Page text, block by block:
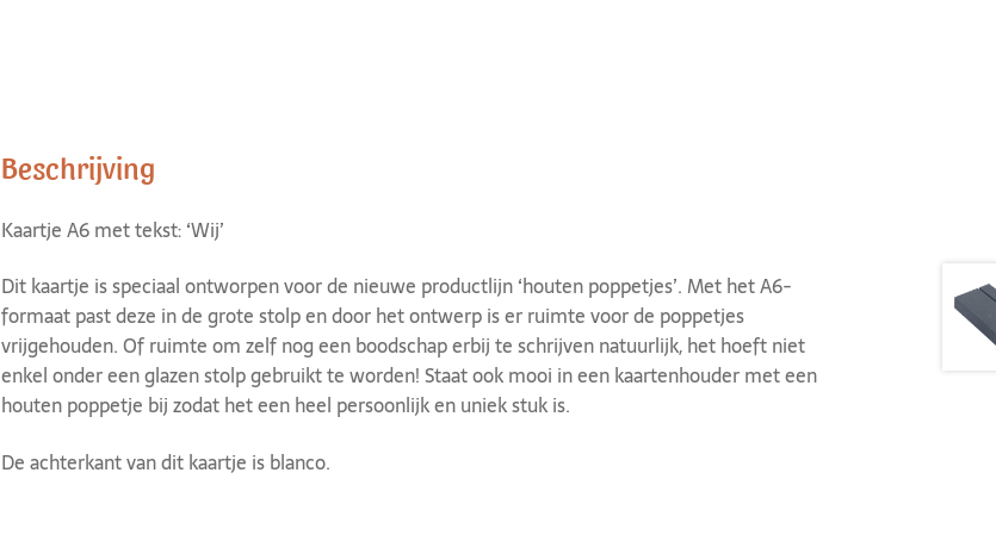
Beschrijving
Kaartje A6 met tekst: ‘Wij’
Dit kaartje is speciaal ontworpen voor de nieuwe productlijn ‘houten poppetjes’. Met het A6-
formaat past deze in de grote stolp en door het ontwerp is er ruimte voor de poppetjes
vrijgehouden. Of ruimte om zelf nog een boodschap erbij te schrijven natuurlijk, het hoeft niet
enkel onder een glazen stolp gebruikt te worden! Staat ook mooi in een kaartenhouder met een
houten poppetje bij zodat het een heel persoonlijk en uniek stuk is.
De achterkant van dit kaartje is blanco.